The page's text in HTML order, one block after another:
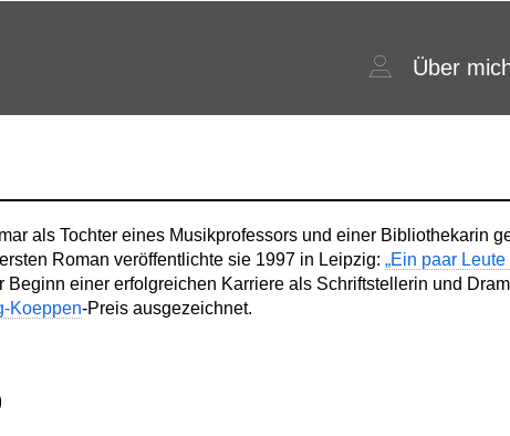
Über
als Tochter eines Musikprofessors und einer Bibliothekarin
Roman veröffentlichte sie 1997 in Leipzig: „Ein paar
Beginn einer erfolgreichen Karriere als Schriftstellerin und
Koeppen-Preis ausgezeichnet.